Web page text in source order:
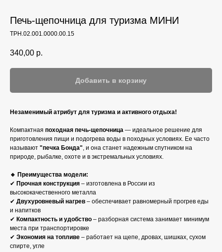
Печь-щепочница для туризма МИНИ
ТРН.02.001.0000.00.15
340,00 р.
Добавить в корзину
Незаменимый атрибут для туризма и активного отдыха!
Компактная походная печь-щепочница — идеальное решение для
приготовления пищи и подогрева воды в походных условиях. Ее часто
называют "печка Бонда", и она станет надежным спутником на
природе, рыбалке, охоте и в экстремальных условиях.
🔹 Преимущества модели:
✔ Прочная конструкция – изготовлена в России из
высококачественного металла
✔ Двухуровневый нагрев – обеспечивает равномерный прогрев еды
и напитков
✔ Компактность и удобство – разборная система занимает минимум
места при транспортировке
✔ Экономия на топливе – работает на щепе, дровах, шишках, сухом
спирте, угле